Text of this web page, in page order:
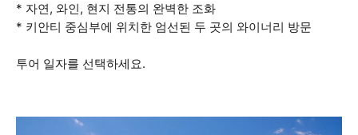
* 자연, 와인, 현지 전통의 완벽한 조화
* 키안티 중심부에 위치한 엄선된 두 곳의 와이너리 방문
투어 일자를 선택하세요.